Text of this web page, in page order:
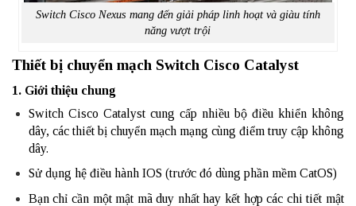
Switch Cisco Nexus mang đến giải pháp linh hoạt và giàu tính
năng vượt trội
Thiết bị chuyển mạch Switch Cisco Catalyst
1. Giới thiệu chung
Switch Cisco Catalyst cung cấp nhiều bộ điều khiển không
dây, các thiết bị chuyển mạch mạng cùng điểm truy cập không
dây.
Sử dụng hệ điều hành IOS (trước đó dùng phần mềm CatOS)
Bạn chỉ cần một mật mã duy nhất hay kết hợp các chi tiết mật